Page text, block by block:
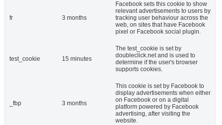
fr 3 months
Facebook sets this cookie to show
relevant advertisements to users by
tracking user behaviour across the
web, on sites that have Facebook
pixel or Facebook social plugin.
test_cookie 15 minutes
The test_cookie is set by
doubleclick.net and is used to
determine if the user's browser
supports cookies.
_fbp 3 months
This cookie is set by Facebook to
display advertisements when either
on Facebook or on a digital
platform powered by Facebook
advertising, after visiting the
website.